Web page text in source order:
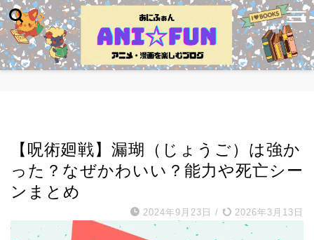
【呪術廻戦】漏瑚（じょうご）は強か
った？なぜかわいい？能力や死亡シー
ンまとめ
2024年9月23日 / 2026年3月13日